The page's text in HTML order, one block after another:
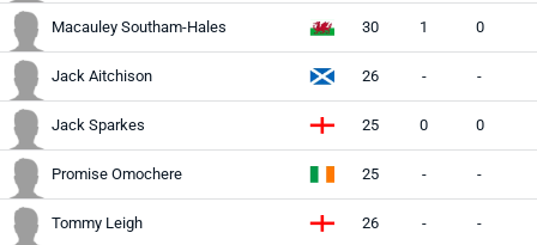
Macauley Southam-Hales 30 1 0
Jack Aitchison 26 - -
Jack Sparkes 25 0 0
Promise Omochere 25 - -
Tommy Leigh 26 - -